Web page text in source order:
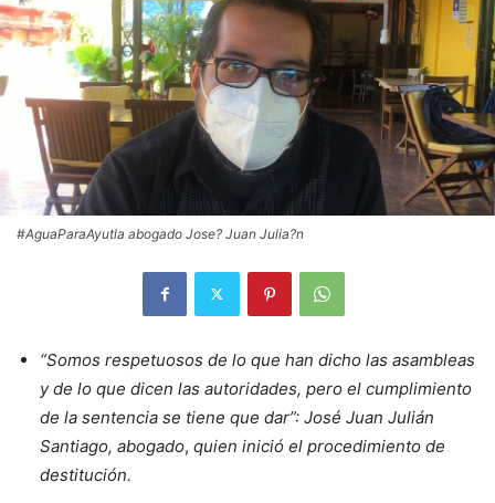
#AguaParaAyutla abogado Jose? Juan Julia?n
“Somos respetuosos de lo que han dicho las asambleas
y de lo que dicen las autoridades, pero el cumplimiento
de la sentencia se tiene que dar”: José Juan Julián
Santiago, abogado, quien inició el procedimiento de
destitución.